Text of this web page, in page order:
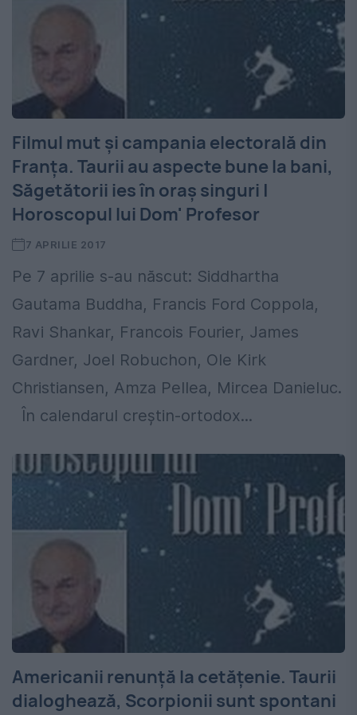
Filmul mut și campania electorală din
Franța. Taurii au aspecte bune la bani,
Săgetătorii ies în oraș singuri |
Horoscopul lui Dom' Profesor
7 APRILIE 2017
Pe 7 aprilie s-au născut: Siddhartha
Gautama Buddha, Francis Ford Coppola,
Ravi Shankar, Francois Fourier, James
Gardner, Joel Robuchon, Ole Kirk
Christiansen, Amza Pellea, Mircea Danieluc.
În calendarul creştin-ortodox...
Americanii renunță la cetățenie. Taurii
dialoghează, Scorpionii sunt spontani